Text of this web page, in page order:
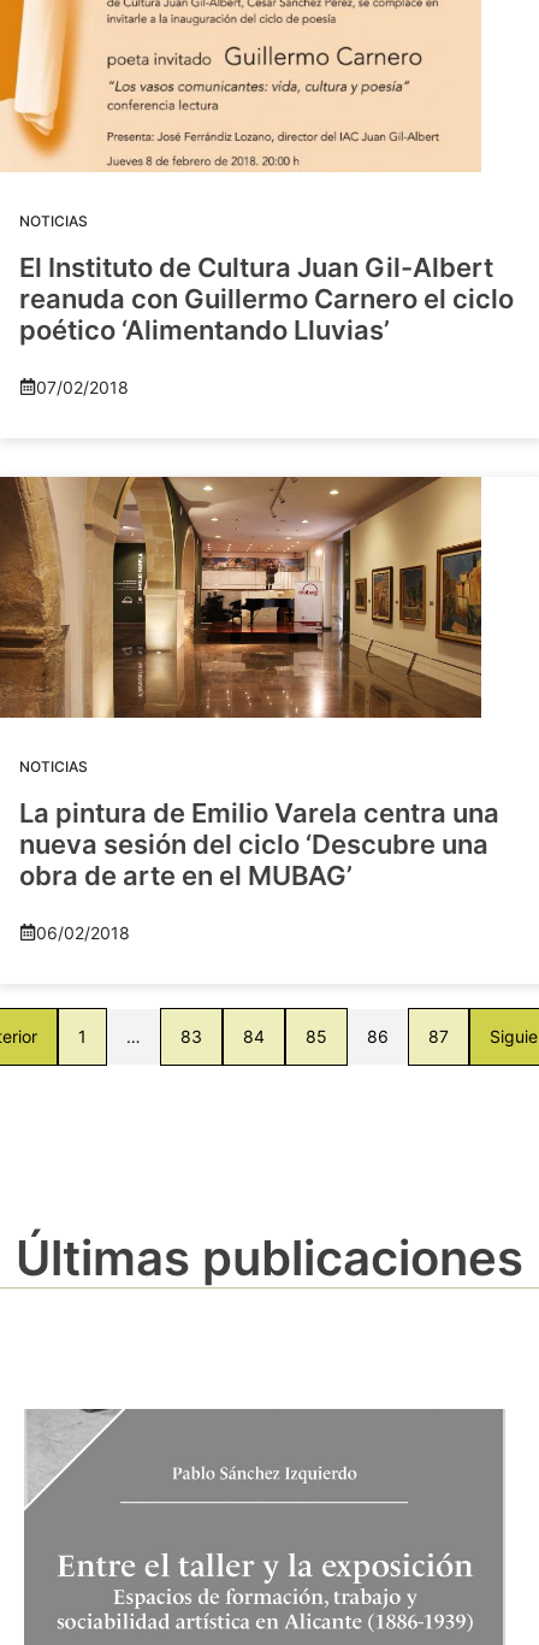
NOTICIAS
El Instituto de Cultura Juan Gil-Albert
reanuda con Guillermo Carnero el ciclo
poético ‘Alimentando Lluvias’
07/02/2018
NOTICIAS
La pintura de Emilio Varela centra una
nueva sesión del ciclo ‘Descubre una
obra de arte en el MUBAG’
06/02/2018
1 … 83 84 85 86 87
Últimas publicaciones